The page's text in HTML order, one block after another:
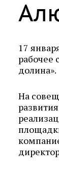
17
рабочее
долина».
На
развития